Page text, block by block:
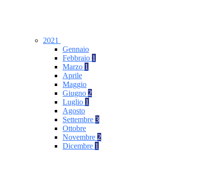
2021
Gennaio
Febbraio 1
Marzo 1
Aprile
Maggio
Giugno 2
Luglio 1
Agosto
Settembre 3
Ottobre
Novembre 2
Dicembre 1